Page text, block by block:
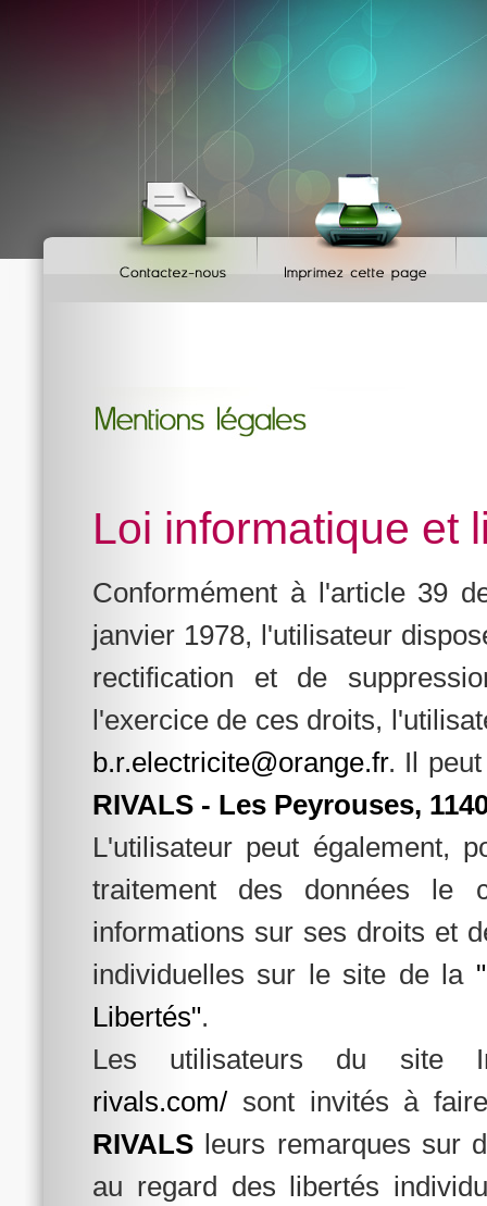
Loi informatique et
Conformément à l'article 39
janvier 1978, l'utilisateur
rectification et de
l'exercice de ces droits,
b.r.electricite@orange.fr. Il
RIVALS - Les Peyrouses,
L'utilisateur peut également,
traitement des données le
informations sur ses droits et
individuelles sur le site de la
Libertés".
Les utilisateurs du site
rivals.com/ sont invités à
RIVALS leurs remarques sur
au regard des libertés